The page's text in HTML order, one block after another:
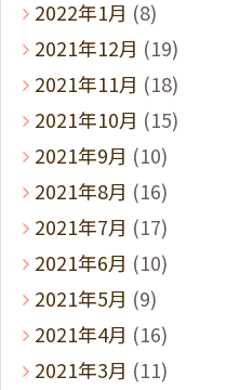
2022年1月 (8)
2021年12月 (19)
2021年11月 (18)
2021年10月 (15)
2021年9月 (10)
2021年8月 (16)
2021年7月 (17)
2021年6月 (10)
2021年5月 (9)
2021年4月 (16)
2021年3月 (11)